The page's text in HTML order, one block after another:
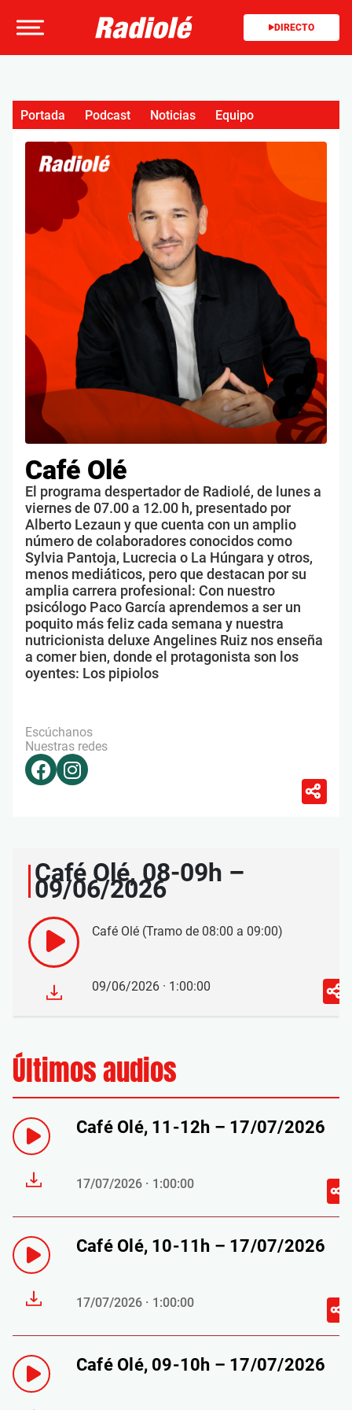
DIRECTO
Café Olé
El programa despertador de Radiolé, de lunes a
viernes de 07.00 a 12.00 h, presentado por
Alberto Lezaun y que cuenta con un amplio
número de colaboradores conocidos como
Sylvia Pantoja, Lucrecia o La Húngara y otros,
menos mediáticos, pero que destacan por su
amplia carrera profesional: Con nuestro
psicólogo Paco García aprendemos a ser un
poquito más feliz cada semana y nuestra
nutricionista deluxe Angelines Ruiz nos enseña
a comer bien, donde el protagonista son los
oyentes: Los pipiolos
Escúchanos
Nuestras redes
Portada Podcast Noticias Equipo
Café Olé, 08-09h –
09/06/2026
Café Olé (Tramo de 08:00 a 09:00)
09/06/2026 · 1:00:00
Últimos audios
Café Olé, 11-12h – 17/07/2026
17/07/2026 · 1:00:00
Café Olé, 10-11h – 17/07/2026
17/07/2026 · 1:00:00
Café Olé, 09-10h – 17/07/2026